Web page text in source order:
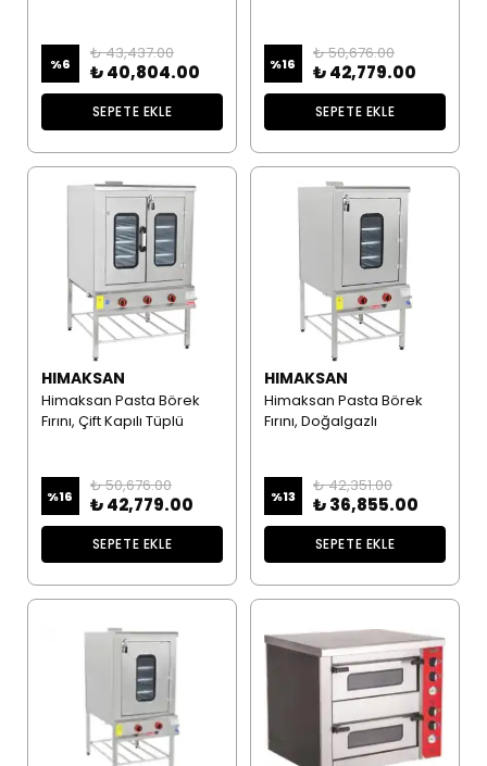
%6
₺ 43,437.00
₺ 40,804.00
SEPETE EKLE
%16
₺ 50,676.00
₺ 42,779.00
SEPETE EKLE
HIMAKSAN
Himaksan Pasta Börek
Fırını, Çift Kapılı Tüplü
%16
₺ 50,676.00
₺ 42,779.00
SEPETE EKLE
HIMAKSAN
Himaksan Pasta Börek
Fırını, Doğalgazlı
%13
₺ 42,351.00
₺ 36,855.00
SEPETE EKLE